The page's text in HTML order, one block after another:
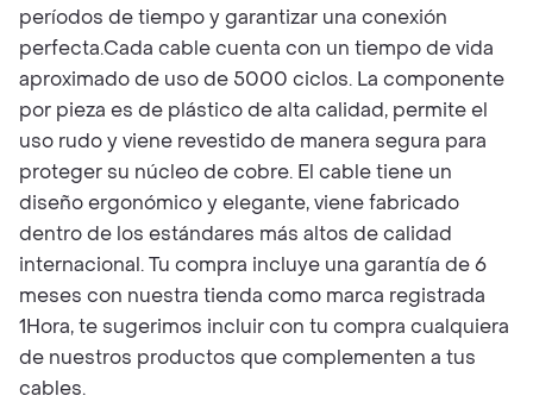
períodos de tiempo y garantizar una conexión
perfecta.Cada cable cuenta con un tiempo de vida
aproximado de uso de 5000 ciclos. La componente
por pieza es de plástico de alta calidad, permite el
uso rudo y viene revestido de manera segura para
proteger su núcleo de cobre. El cable tiene un
diseño ergonómico y elegante, viene fabricado
dentro de los estándares más altos de calidad
internacional. Tu compra incluye una garantía de 6
meses con nuestra tienda como marca registrada
1Hora, te sugerimos incluir con tu compra cualquiera
de nuestros productos que complementen a tus
cables.